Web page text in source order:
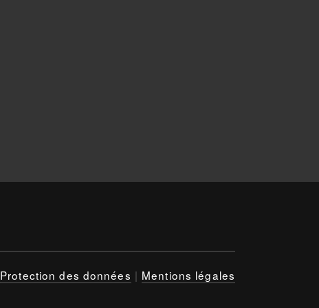
Protection des données | Mentions légales